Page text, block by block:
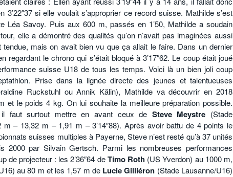
si elle voulait s’approprier ce record suisse. Mathilde s’est
Léa Savoy. Puis aux 600 m, passés en 1’50, Mathilde a soudain
elle a démontré des qualités qu’on n’avait pas imaginées aussi
mais on avait bien vu que ça allait le faire. Dans un dernier
le chrono qui s’était bloqué à 3’17″62. Le coup était joué
suisse U18 de tous les temps. Voici là un bien joli coup
Prise dans la lignée directe des jeunes et talentueuses
Ruckstuhl ou Annik Kälin), Mathilde va découvrir en 2018
et le poids 4 kg. On lui souhaite la meilleure préparation possible.
faut surtout mettre en avant ceux de Steve Meystre (Stade
m – 13,32 m – 1,91 m – 3’14″88). Après avoir battu de 4 points le
suisses multiples à Payerne, Steve n’est resté qu’à 37 unités
2000 par Silvain Gertsch. Parmi les nombreuses performances
de projecteur : les 2’36″64 deTimo Roth (US Yverdon) au 1000 m,
au 80 m et les 1,57 m de Lucie Gilliéron (Stade Lausanne/U16)